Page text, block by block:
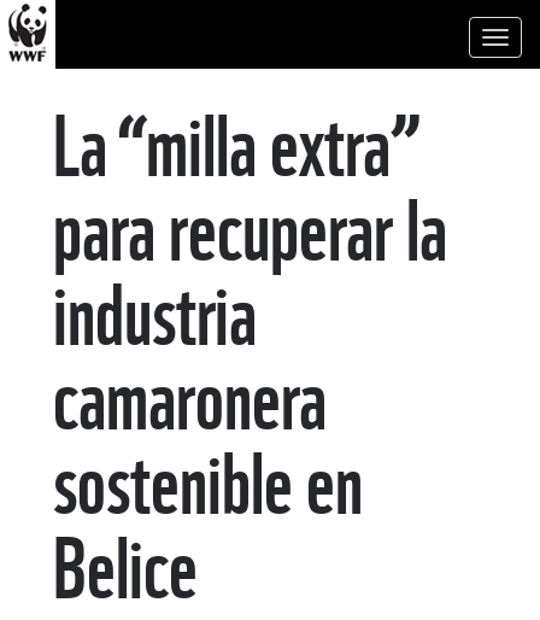
La “milla extra”
para recuperar la
industria
camaronera
sostenible en
Belice